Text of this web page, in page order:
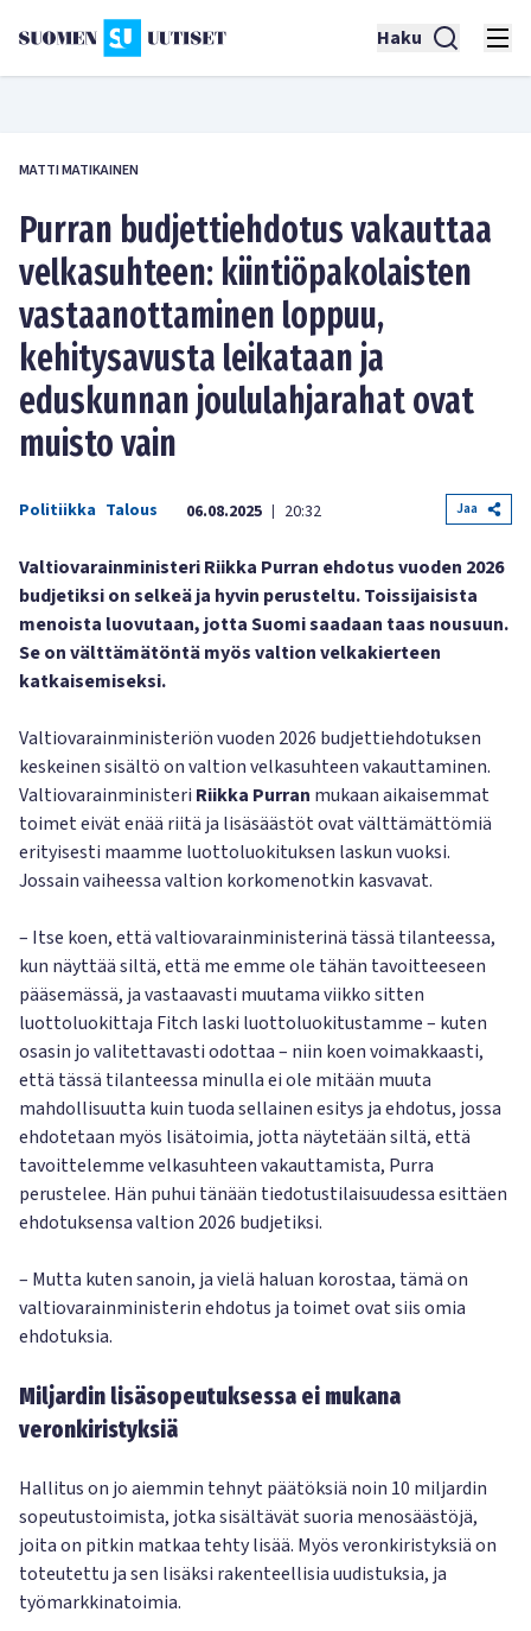
Haku
MATTI MATIKAINEN
Purran budjettiehdotus vakauttaa
velkasuhteen: kiintiöpakolaisten
vastaanottaminen loppuu,
kehitysavusta leikataan ja
eduskunnan joululahjarahat ovat
muisto vain
Politiikka Talous 06.08.2025 | 20:32 Jaa
Valtiovarainministeri Riikka Purran ehdotus vuoden 2026
budjetiksi on selkeä ja hyvin perusteltu. Toissijaisista
menoista luovutaan, jotta Suomi saadaan taas nousuun.
Se on välttämätöntä myös valtion velkakierteen
katkaisemiseksi.
Valtiovarainministeriön vuoden 2026 budjettiehdotuksen
keskeinen sisältö on valtion velkasuhteen vakauttaminen.
Valtiovarainministeri Riikka Purran mukaan aikaisemmat
toimet eivät enää riitä ja lisäsäästöt ovat välttämättömiä
erityisesti maamme luottoluokituksen laskun vuoksi.
Jossain vaiheessa valtion korkomenotkin kasvavat.
– Itse koen, että valtiovarainministerinä tässä tilanteessa,
kun näyttää siltä, että me emme ole tähän tavoitteeseen
pääsemässä, ja vastaavasti muutama viikko sitten
luottoluokittaja Fitch laski luottoluokitustamme – kuten
osasin jo valitettavasti odottaa – niin koen voimakkaasti,
että tässä tilanteessa minulla ei ole mitään muuta
mahdollisuutta kuin tuoda sellainen esitys ja ehdotus, jossa
ehdotetaan myös lisätoimia, jotta näytetään siltä, että
tavoittelemme velkasuhteen vakauttamista, Purra
perustelee. Hän puhui tänään tiedotustilaisuudessa esittäen
ehdotuksensa valtion 2026 budjetiksi.
– Mutta kuten sanoin, ja vielä haluan korostaa, tämä on
valtiovarainministerin ehdotus ja toimet ovat siis omia
ehdotuksia.
Miljardin lisäsopeutuksessa ei mukana
veronkiristyksiä
Hallitus on jo aiemmin tehnyt päätöksiä noin 10 miljardin
sopeutustoimista, jotka sisältävät suoria menosäästöjä,
joita on pitkin matkaa tehty lisää. Myös veronkiristyksiä on
toteutettu ja sen lisäksi rakenteellisia uudistuksia, ja
työmarkkinatoimia.